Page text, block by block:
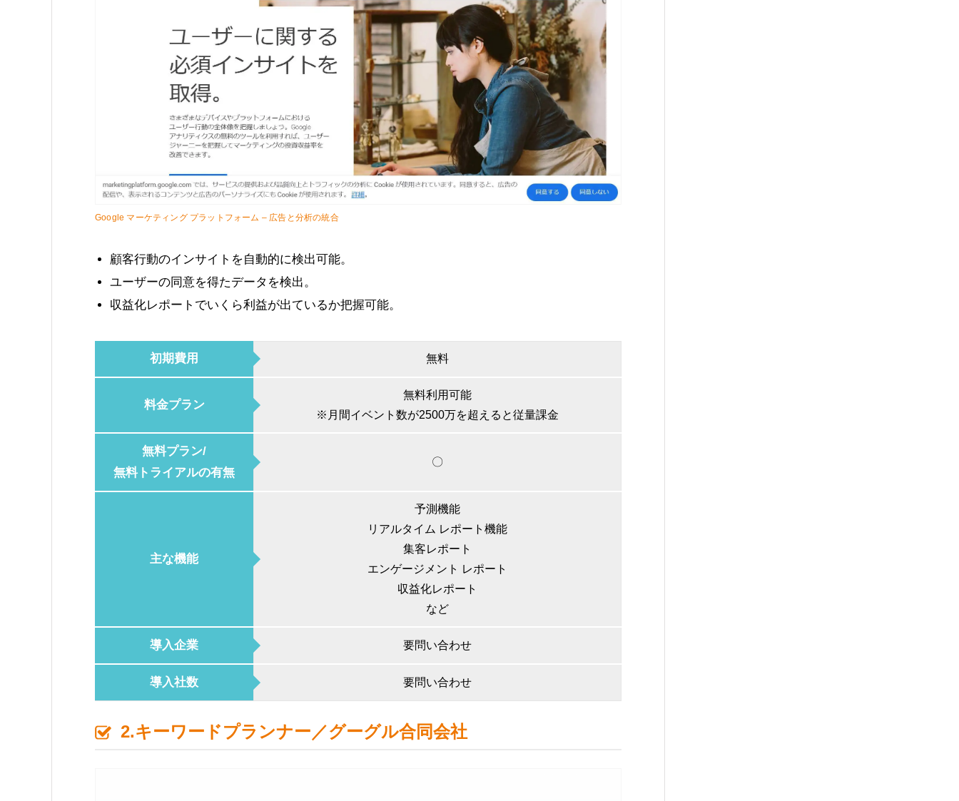
Google マーケティング プラットフォーム – 広告と分析の統合
顧客行動のインサイトを自動的に検出可能。
ユーザーの同意を得たデータを検出。
収益化レポートでいくら利益が出ているか把握可能。
初期費用 無料
料金プラン
無料利用可能
※月間イベント数が2500万を超えると従量課金
無料プラン/
無料トライアルの有無
〇
主な機能
予測機能
リアルタイム レポート機能
集客レポート
エンゲージメント レポート
収益化レポート
など
導入企業 要問い合わせ
導入社数 要問い合わせ
2.キーワードプランナー／グーグル合同会社